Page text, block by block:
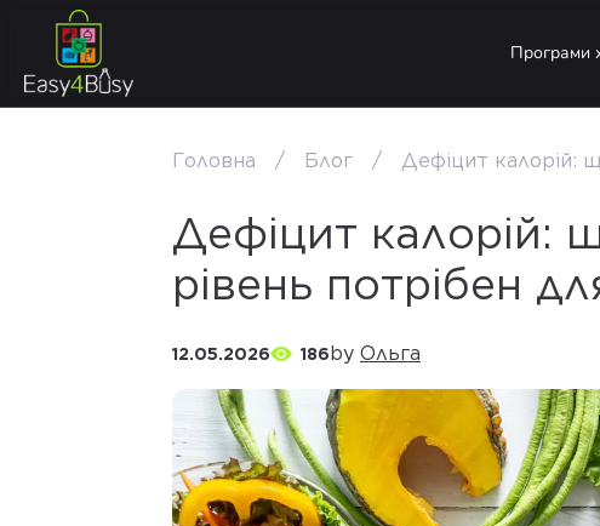
Програми
Головна Блог Дефіцит калорій:
Дефіцит калорій:
рівень потрібен
12.05.2026 186 by Ольга